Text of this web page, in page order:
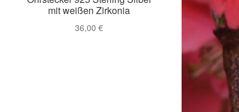
mit weißen Zirkonia
36,00€